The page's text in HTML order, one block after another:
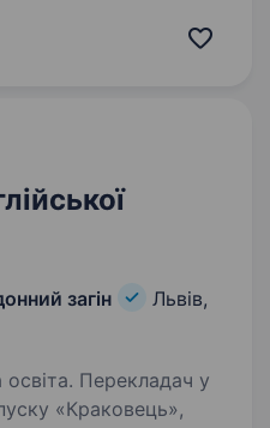
— польська
загін
Львів,
у
«Краковець»,